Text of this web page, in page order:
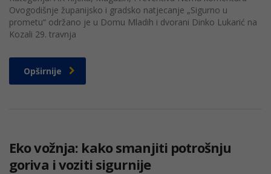
Ovogodišnje županijsko i gradsko natjecanje „Sigurno u
prometu“ održano je u Domu Mladih i dvorani Dinko Lukarić na
Kozali 29. travnja
Opširnije
Eko vožnja: kako smanjiti potrošnju
goriva i voziti sigurnije